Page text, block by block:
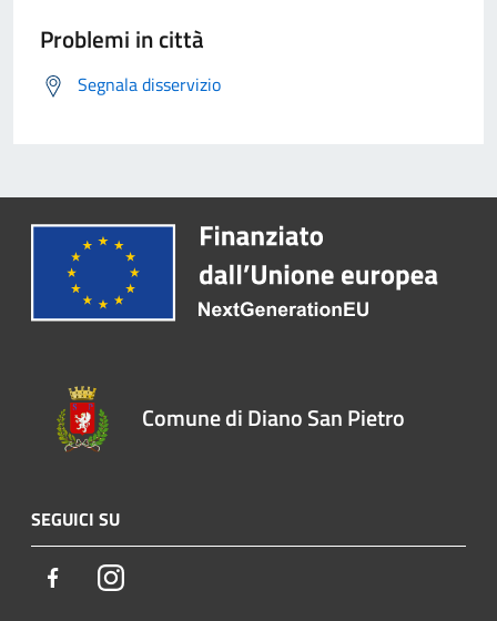
Problemi in città
Segnala disservizio
Comune di Diano San Pietro
SEGUICI SU
FacebookInstagram